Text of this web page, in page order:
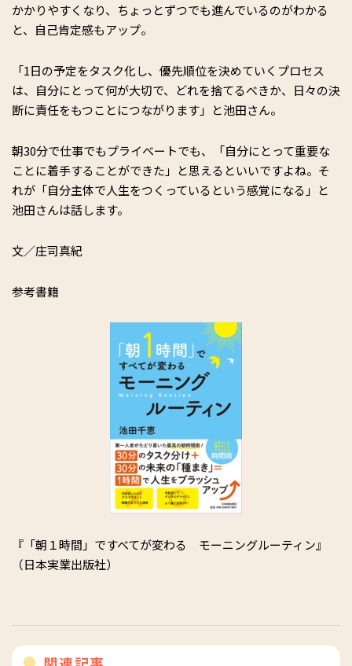
かかりやすくなり、ちょっとずつでも進んでいるのがわかる
と、自己肯定感もアップ。
「1日の予定をタスク化し、優先順位を決めていくプロセス
は、自分にとって何が大切で、どれを捨てるべきか、日々の決
断に責任をもつことにつながります」と池田さん。
朝30分で仕事でもプライベートでも、「自分にとって重要な
ことに着手することができた」と思えるといいですよね。そ
れが「自分主体で人生をつくっているという感覚になる」と
池田さんは話します。
文／庄司真紀
参考書籍
『「朝１時間」ですべてが変わる モーニングルーティン』
（日本実業出版社）